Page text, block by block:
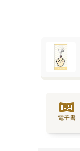
電子書